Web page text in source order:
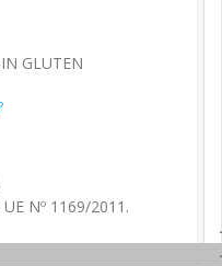
GLUTEN
Nº 1169/2011.